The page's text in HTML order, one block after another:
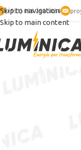
Skip to navigation
Skip to main content
(+593) 096 290 5034